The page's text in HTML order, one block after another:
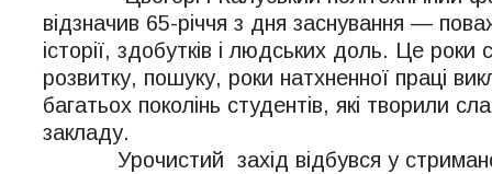
відзначив 65-річчя з дня заснування —
історії, здобутків і людських доль. Це роки
розвитку, пошуку, роки натхненної праці
багатьох поколінь студентів, які творили
закладу.
Урочистий захід відбувся у